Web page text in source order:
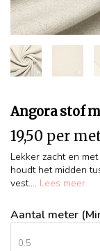
Angora stof
19,50 per
Lekker zacht en
houdt het midden
vest.... Lees meer
Aantal meter